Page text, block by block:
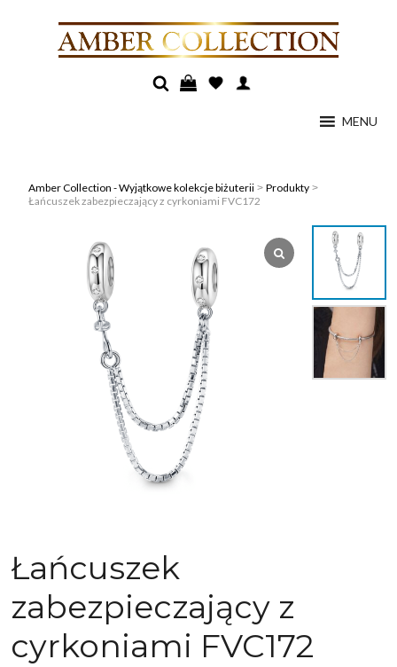
MENU
Amber Collection - Wyjątkowe kolekcje biżuterii > Produkty >
Łańcuszek zabezpieczający z cyrkoniami FVC172
Łańcuszek
zabezpieczający z
cyrkoniami FVC172